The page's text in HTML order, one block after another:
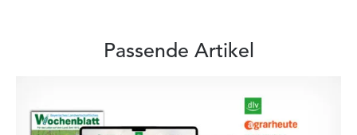
Passende Artikel